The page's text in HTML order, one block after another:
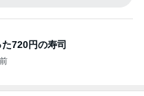
720円の寿司